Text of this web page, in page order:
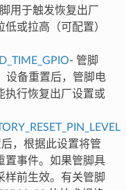
用于触发恢复出厂
或拉高（可配置）
- 管脚
设备重置后，管脚电
执行恢复出厂设置或
，根据此设置将管
置事件。如果管脚具
样前生效。有关管脚